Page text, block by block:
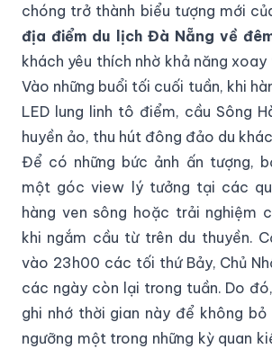
chóng trở thành biểu tượng mới
địa điểm du lịch Đà Nẵng về
khách yêu thích nhờ khả năng
Vào những buổi tối cuối tuần, khi
LED lung linh tô điểm, cầu Sông
huyền ảo, thu hút đông đảo du
Để có những bức ảnh ấn tượng,
một góc view lý tưởng tại các
hàng ven sông hoặc trải nghiệm
khi ngắm cầu từ trên du thuyền.
vào 23h00 các tối thứ Bảy, Chủ
các ngày còn lại trong tuần. Do
ghi nhớ thời gian này để không
ngưỡng một trong những kỳ quan